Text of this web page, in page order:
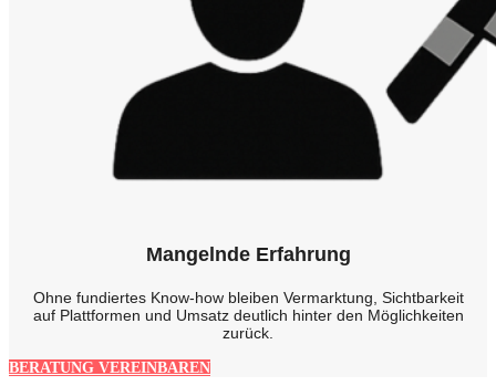
Mangelnde Erfahrung
Ohne fundiertes Know-how bleiben Vermarktung, Sichtbarkeit
auf Plattformen und Umsatz deutlich hinter den Möglichkeiten
zurück.
BERATUNG VEREINBAREN